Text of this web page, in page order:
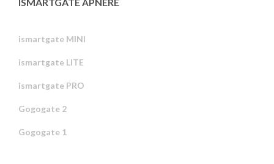
ismartgate MINI
ismartgate LITE
ismartgate PRO
Gogogate 2
Gogogate 1